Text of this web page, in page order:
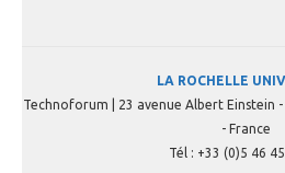
LA ROCHELLE
Technoforum | 23 avenue Albert Einstein -
- France
Tél : +33 (0)5 46